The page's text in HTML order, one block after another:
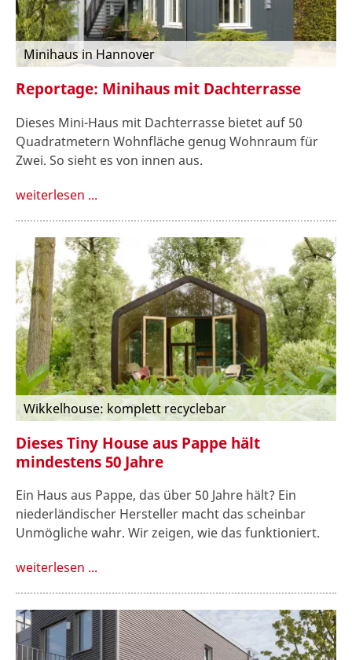
Minihaus in Hannover
Reportage: Minihaus mit Dachterrasse
Dieses Mini-Haus mit Dachterrasse bietet auf 50
Quadratmetern Wohnfläche genug Wohnraum für
Zwei. So sieht es von innen aus.
weiterlesen ...
Wikkelhouse: komplett recyclebar
Dieses Tiny House aus Pappe hält
mindestens 50 Jahre
Ein Haus aus Pappe, das über 50 Jahre hält? Ein
niederländischer Hersteller macht das scheinbar
Unmögliche wahr. Wir zeigen, wie das funktioniert.
weiterlesen ...